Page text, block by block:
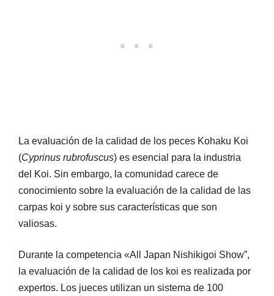
La evaluación de la calidad de los peces Kohaku Koi
(Cyprinus rubrofuscus) es esencial para la industria
del Koi. Sin embargo, la comunidad carece de
conocimiento sobre la evaluación de la calidad de las
carpas koi y sobre sus características que son
valiosas.
Durante la competencia «All Japan Nishikigoi Show”,
la evaluación de la calidad de los koi es realizada por
expertos. Los jueces utilizan un sistema de 100